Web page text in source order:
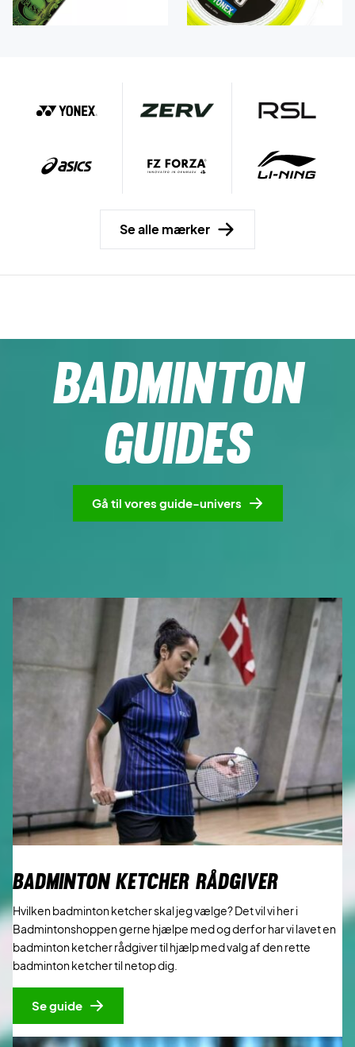
Se alle mærker
BADMINTON
GUIDES
Gå til vores guide-univers
BADMINTON KETCHER RÅDGIVER
Hvilken badminton ketcher skal jeg vælge? Det vil vi her i
Badmintonshoppen gerne hjælpe med og derfor har vi lavet en
badminton ketcher rådgiver til hjælp med valg af den rette
badminton ketcher til netop dig.
Se guide